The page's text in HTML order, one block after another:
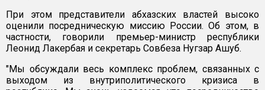
При этом представители абхазских властей высоко
оценили посредническую миссию России. Об этом, в
частности, говорили премьер-министр республики
Леонид Лакербая и секретарь Совбеза Нугзар Ашуб.
"Мы обсуждали весь комплекс проблем, связанных с
выходом из внутриполитического кризиса в